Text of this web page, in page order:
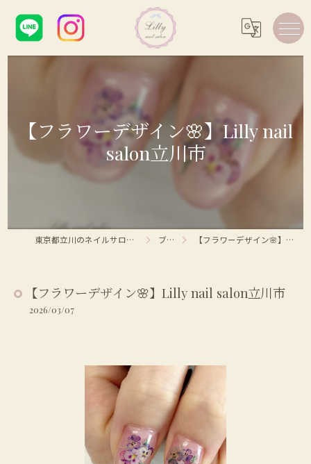
【フラワーデザイン🌸】Lilly nail
salon立川市
東京都立川のネイルサロンならLilly nail salon ブログ 【フラワーデザイン🌸】Lilly nail salon立川市
【フラワーデザイン🌸】Lilly nail salon立川市
2026/03/07